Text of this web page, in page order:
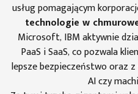
usług pomagającym
technologie w
Microsoft, IBM aktywnie
PaaS i SaaS, co pozwala
lepsze bezpieczeństwo oraz
AI czy